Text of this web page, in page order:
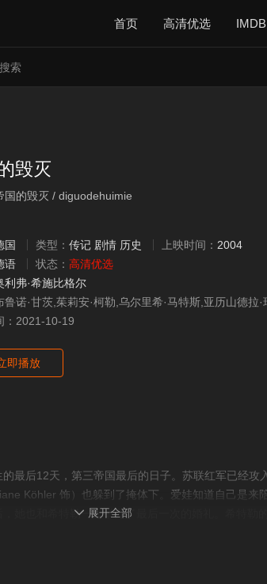
首页 高清优选
毁灭
国的毁灭 / diguodehuimie
国 类型： 传记 剧情 历史 上映时间： 2004
语 状态： 高清优选
利弗·希施比格尔
鲁诺·甘茨,茱莉安·柯勒,乌尔里希·马特斯,亚历山德拉·
2021-10-19
即播放
最后12天，第三帝国最后的日子。苏联红军已经攻
Köhler 饰）也躲到了掩体下。爱娃知道自己是来
她也和希特勒一起举办了最后一次的婚礼。希特勒
史的真实通过镜头一幕幕重现。©豆瓣
 展开全部